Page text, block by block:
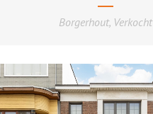
Borgerhout, Verkocht